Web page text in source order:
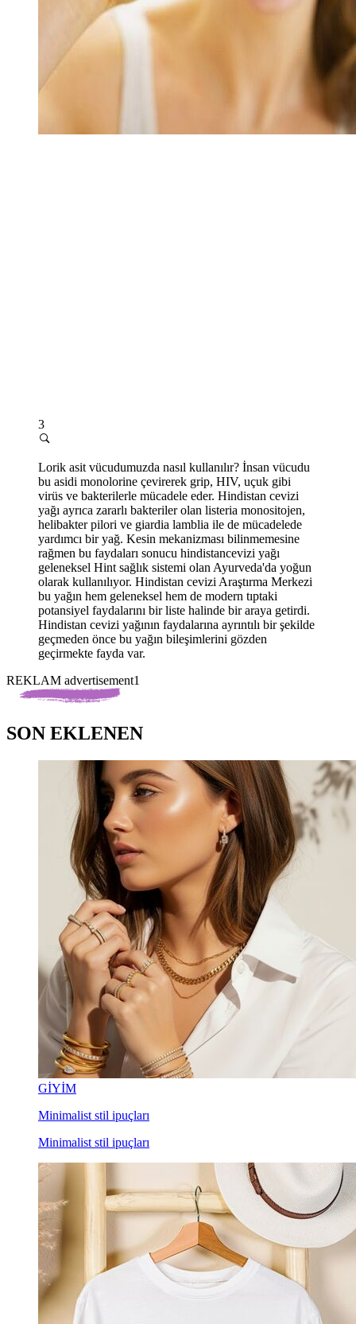
3
Lorik asit vücudumuzda nasıl kullanılır? İnsan vücudu
bu asidi monolorine çevirerek grip, HIV, uçuk gibi
virüs ve bakterilerle mücadele eder. Hindistan cevizi
yağı ayrıca zararlı bakteriler olan listeria monositojen,
helibakter pilori ve giardia lamblia ile de mücadelede
yardımcı bir yağ. Kesin mekanizması bilinmemesine
rağmen bu faydaları sonucu hindistancevizi yağı
geleneksel Hint sağlık sistemi olan Ayurveda'da yoğun
olarak kullanılıyor. Hindistan cevizi Araştırma Merkezi
bu yağın hem geleneksel hem de modern tıptaki
potansiyel faydalarını bir liste halinde bir araya getirdi.
Hindistan cevizi yağının faydalarına ayrıntılı bir şekilde
geçmeden önce bu yağın bileşimlerini gözden
geçirmekte fayda var.
REKLAM advertisement1
SON EKLENEN
GİYİM
Minimalist stil ipuçları
Minimalist stil ipuçları